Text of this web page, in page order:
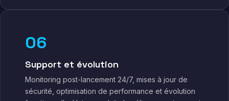
06
Support et évolution
Monitoring post-lancement 24/7, mises à jour de
sécurité, optimisation de performance et évolution